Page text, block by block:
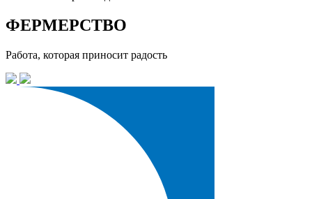
ФЕРМЕРСТВО
Работа, которая приносит радость